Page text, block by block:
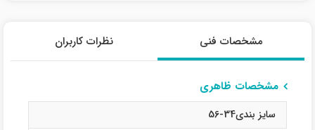
مشخصات فنی نظرات کاربران
مشخصات ظاهری
سایز بندی34-56